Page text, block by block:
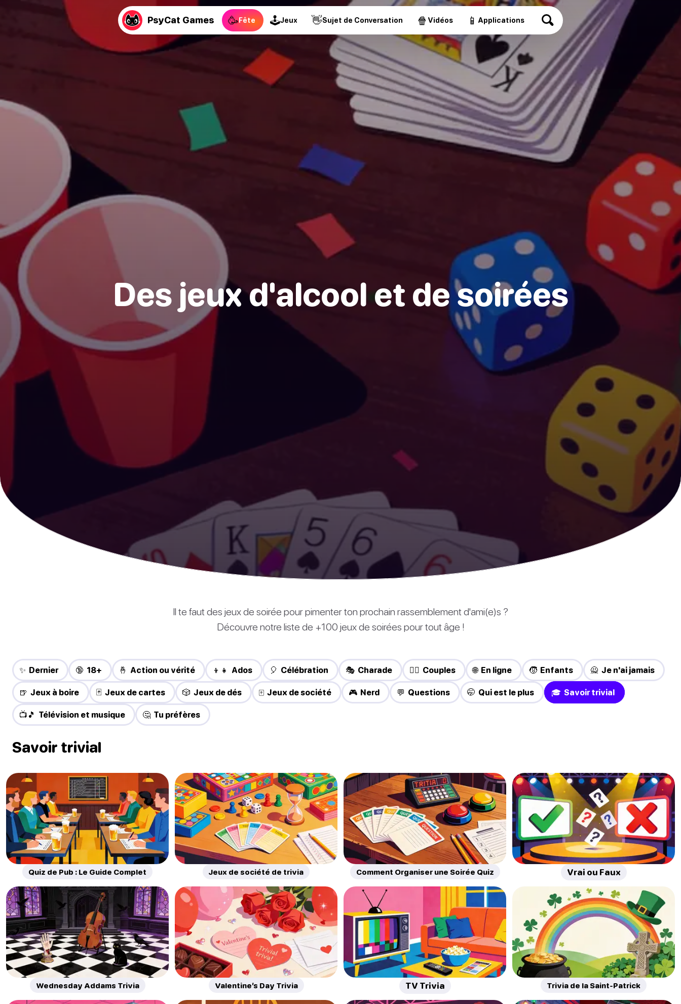
PsyCat Games 🥳Fête 🕹Jeux 👋Sujet de Conversation 🍿 Vidéos 📱 Applications
Des jeux d'alcool et de soirées
Il te faut des jeux de soirée pour pimenter ton prochain rassemblement d'ami(e)s ?
Découvre notre liste de +100 jeux de soirées pour tout âge !
✨ Dernier 🔞 18+ 🤞 Action ou vérité 👦👧 Ados 🎈 Célébration 🎭 Charade ❤️‍🔥 Couples 🌐 En ligne 🧒 Enfants 🙅 Je n'ai jamais
🍺 Jeux à boire 🃏 Jeux de cartes 🎲 Jeux de dés 🀄 Jeux de société 🎮 Nerd 💬 Questions 🤭 Qui est le plus 🎓 Savoir trivial
📺🎵 Télévision et musique 🤔 Tu préfères
Savoir trivial
Quiz de Pub : Le Guide Complet Jeux de société de trivia Comment Organiser une Soirée Quiz Vrai ou Faux
Wednesday Addams Trivia Valentine’s Day Trivia TV Trivia Trivia de la Saint-Patrick